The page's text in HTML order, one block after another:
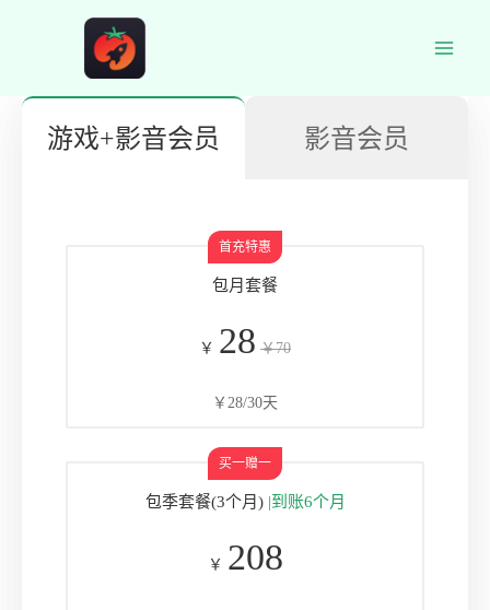
游戏+影音会员 影音会员
包月套餐
￥ 28 ￥70
￥28/30天
包季套餐(3个月) |到账6个月
￥ 208